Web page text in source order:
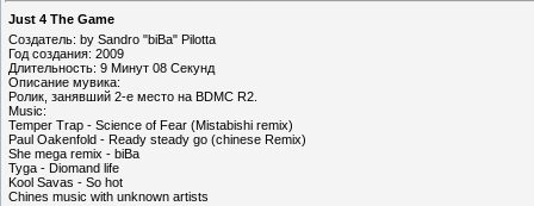
Just 4 The Game
Создатель: by Sandro "biBa" Pilotta
Год создания: 2009
Длительность: 9 Минут 08 Секунд
Описание мувика:
Ролик, занявший 2-е место на BDMC R2.
Music:
Temper Trap - Science of Fear (Mistabishi remix)
Paul Oakenfold - Ready steady go (chinese Remix)
She mega remix - biBa
Tyga - Diomand life
Kool Savas - So hot
Chines music with unknown artists